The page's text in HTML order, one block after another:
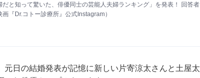
と知って驚いた、俳優同士の芸能人夫婦ランキング」を発表！ 回答者
『Dr.コトー診療所』公式Instagram）
日の結婚発表が記憶に新しい片寄涼太さんと土屋太